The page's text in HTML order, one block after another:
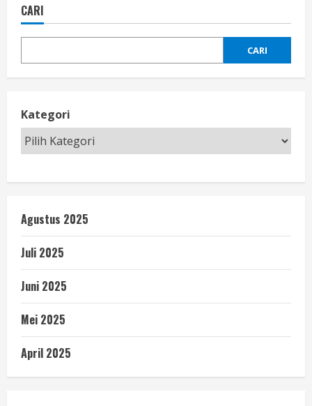
CARI
CARI
Kategori
Agustus 2025
Juli 2025
Juni 2025
Mei 2025
April 2025